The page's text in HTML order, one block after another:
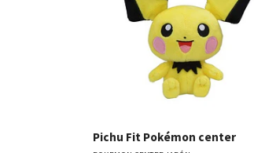
Pichu Fit Pokémon center